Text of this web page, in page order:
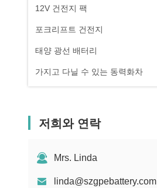
12V 건전지 팩
포크리프트 건전지
태양 광선 배터리
가지고 다닐 수 있는 동력화차
저희와 연락
Mrs. Linda
linda@szgpebattery.com